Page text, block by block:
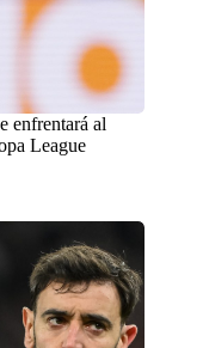
enfrentará al
League